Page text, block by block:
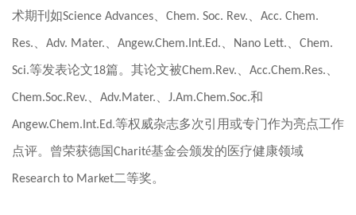
术期刊如Science Advances Chem. Soc. Rev. Acc. Chem.
Res. Adv. Mater. Angew.Chem.Int.Ed. Nano Lett. Chem.
Sci.等发表论文18篇。其论文被Chem.Rev. Acc.Chem.Res.
Chem.Soc.Rev. Adv.Mater. J.Am.Chem.Soc.和
Angew.Chem.Int.Ed.等权威杂志多次引用或专门作为亮点工作
点评。曾荣获德国Charité基金会颁发的医疗健康领域
Research to Market二等奖。